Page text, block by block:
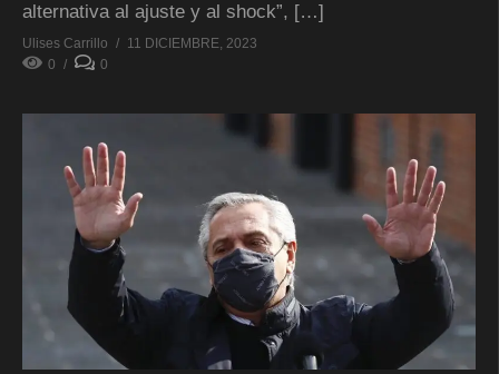
alternativa al ajuste y al shock”, […]
Ulises Carrillo
11 DICIEMBRE, 2023
0
0